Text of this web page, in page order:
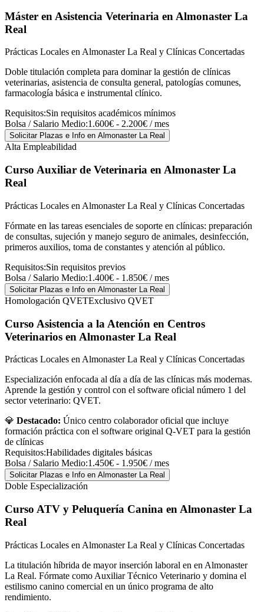
Máster en Asistencia Veterinaria en Almonaster La
Real
Prácticas Locales en Almonaster La Real y Clínicas Concertadas
Doble titulación completa para dominar la gestión de clínicas
veterinarias, asistencia de consulta general, patologías comunes,
farmacología básica e instrumental clínico.
Requisitos:Sin requisitos académicos mínimos
Bolsa / Salario Medio:1.600€ - 2.200€ / mes
Solicitar Plazas e Info en Almonaster La Real
Alta Empleabilidad
Curso Auxiliar de Veterinaria en Almonaster La
Real
Prácticas Locales en Almonaster La Real y Clínicas Concertadas
Fórmate en las tareas esenciales de soporte en clínicas: preparación
de consultas, sujeción y manejo seguro de animales, desinfección,
primeros auxilios, toma de constantes y atención al público.
Requisitos:Sin requisitos previos
Bolsa / Salario Medio:1.400€ - 1.850€ / mes
Solicitar Plazas e Info en Almonaster La Real
Homologación QVETExclusivo QVET
Curso Asistencia a la Atención en Centros
Veterinarios en Almonaster La Real
Prácticas Locales en Almonaster La Real y Clínicas Concertadas
Especialización enfocada al día a día de las clínicas más modernas.
Aprende la gestión y control con el software oficial número 1 del
sector veterinario: QVET.
💎 Destacado: Único centro colaborador oficial que incluye
formación práctica con el software original Q-VET para la gestión
de clínicas
Requisitos:Habilidades digitales básicas
Bolsa / Salario Medio:1.450€ - 1.950€ / mes
Solicitar Plazas e Info en Almonaster La Real
Doble Especialización
Curso ATV y Peluquería Canina en Almonaster La
Real
Prácticas Locales en Almonaster La Real y Clínicas Concertadas
La titulación híbrida de mayor inserción laboral en en Almonaster
La Real. Fórmate como Auxiliar Técnico Veterinario y domina el
estilismo canino comercial en un único programa de alto
rendimiento.